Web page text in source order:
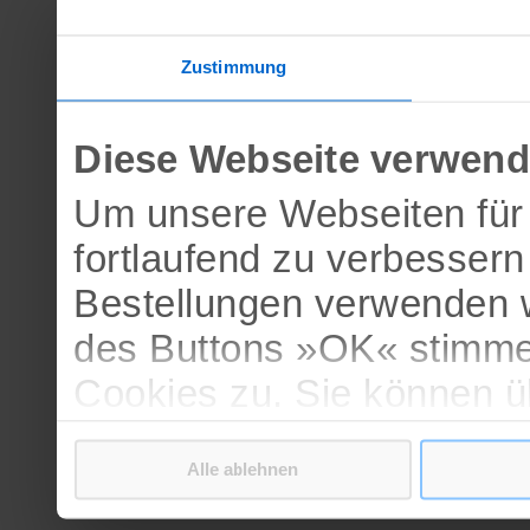
Zustimmung
Diese Webseite
Um unsere Webseiten
fortlaufend zu
Bestellungen
des Buttons »OK«
Cookies zu. Sie können
verschiedenen Cookies
bestätigen.
Alle ablehnen